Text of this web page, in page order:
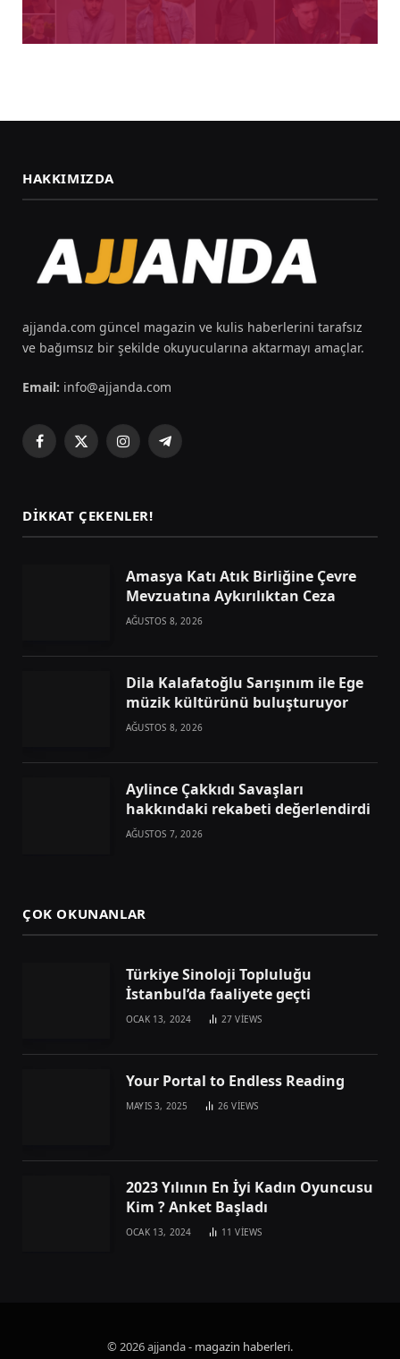
HAKKIMIZDA
ajjanda.com güncel magazin ve kulis haberlerini tarafsız
ve bağımsız bir şekilde okuyucularına aktarmayı amaçlar.
Email: info@ajjanda.com
Facebook
X
InstagramTelegram
DIKKAT ÇEKENLER!
Amasya Katı Atık Birliğine Çevre
Mevzuatına Aykırılıktan Ceza
AĞUSTOS 8, 2026
Dila Kalafatoğlu Sarışınım ile Ege
müzik kültürünü buluşturuyor
AĞUSTOS 8, 2026
Aylince Çakkıdı Savaşları
hakkındaki rekabeti değerlendirdi
AĞUSTOS 7, 2026
ÇOK OKUNANLAR
Türkiye Sinoloji Topluluğu
İstanbul’da faaliyete geçti
OCAK 13, 2024 27VIEWS
Your Portal to Endless Reading
MAYIS 3, 2025 26VIEWS
2023 Yılının En İyi Kadın Oyuncusu
Kim ? Anket Başladı
OCAK 13, 2024 11VIEWS
© 2026 ajjanda - magazin haberleri.